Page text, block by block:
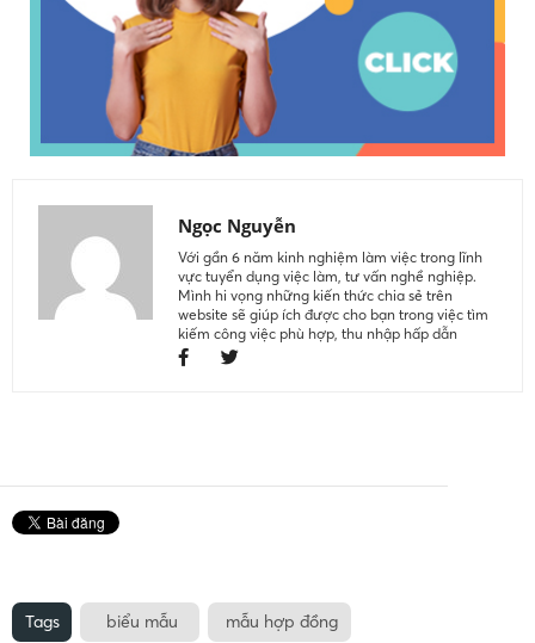
Ngọc Nguyễn
Với gần 6 năm kinh nghiệm làm việc trong lĩnh
vực tuyển dụng việc làm, tư vấn nghề nghiệp.
Mình hi vọng những kiến thức chia sẻ trên
website sẽ giúp ích được cho bạn trong việc tìm
kiếm công việc phù hợp, thu nhập hấp dẫn
Tags biểu mẫu mẫu hợp đồng